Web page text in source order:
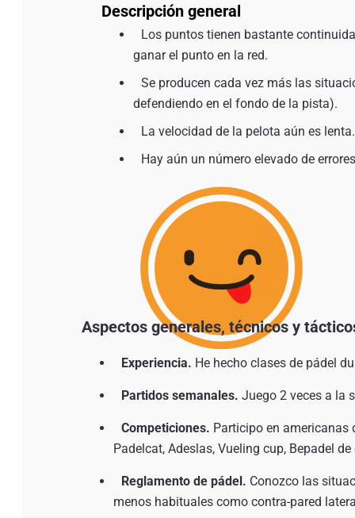
Descripción general
Los puntos tienen bastante
ganar el punto en la red.
Se producen cada vez más las
defendiendo en el fondo de la pista).
La velocidad de la pelota aún es lenta.
Hay aún un número elevado de
Aspectos generales, técnicos y
Experiencia. He hecho clases de pádel
Partidos semanales. Juego 2 veces a la
Competiciones. Participo en americanas
Padelcat, Adeslas, Vueling cup, Bepadel
Reglamento de pádel. Conozco las
menos habituales como contra-pared